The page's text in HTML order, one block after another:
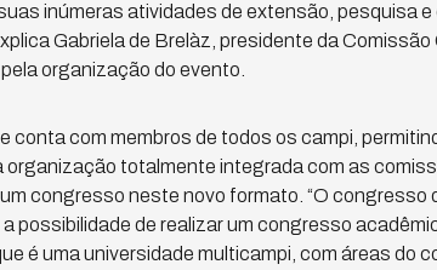
inúmeras atividades de extensão, pesquisa
Gabriela de Brelàz, presidente da
organização do evento.
conta com membros de todos os campi,
organização totalmente integrada com as
congresso neste novo formato. “O congresso
possibilidade de realizar um congresso
é uma universidade multicampi, com áreas do